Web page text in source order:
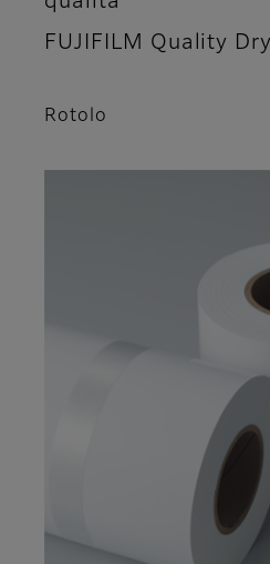
FUJIFILM Quality
Rotolo